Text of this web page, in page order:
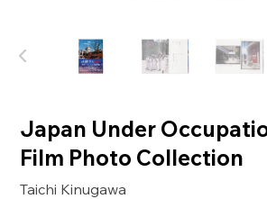
Japan Under
Film Photo Collection
Taichi Kinugawa